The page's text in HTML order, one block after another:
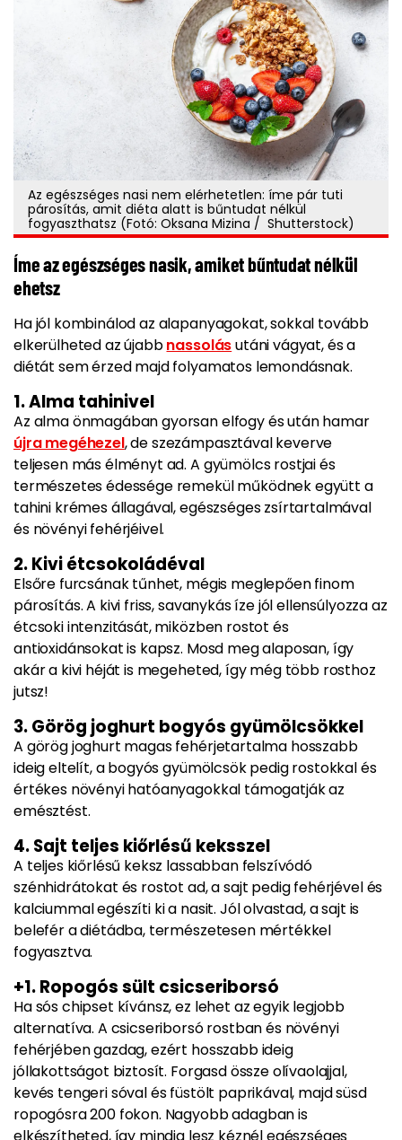
Az egészséges nasi nem elérhetetlen: íme pár tuti
párosítás, amit diéta alatt is bűntudat nélkül
fogyaszthatsz (Fotó: Oksana Mizina / Shutterstock)
Íme az egészséges nasik, amiket bűntudat nélkül
ehetsz
Ha jól kombinálod az alapanyagokat, sokkal tovább
elkerülheted az újabbnassolásutáni vágyat, és a
diétát sem érzed majd folyamatos lemondásnak.
1. Alma tahinivel
Az alma önmagában gyorsan elfogy és után hamar
újra megéhezel, de szezámpasztával keverve
teljesen más élményt ad. A gyümölcs rostjai és
természetes édessége remekül működnek együtt a
tahini krémes állagával, egészséges zsírtartalmával
és növényi fehérjéivel.
2. Kivi étcsokoládéval
Elsőre furcsának tűnhet, mégis meglepően finom
párosítás. A kivi friss, savanykás íze jól ellensúlyozza az
étcsoki intenzitását, miközben rostot és
antioxidánsokat is kapsz. Mosd meg alaposan, így
akár a kivi héját is megeheted, így még több rosthoz
jutsz!
3. Görög joghurt bogyós gyümölcsökkel
A görög joghurt magas fehérjetartalma hosszabb
ideig eltelít, a bogyós gyümölcsök pedig rostokkal és
értékes növényi hatóanyagokkal támogatják az
emésztést.
4. Sajt teljes kiőrlésű keksszel
A teljes kiőrlésű keksz lassabban felszívódó
szénhidrátokat és rostot ad, a sajt pedig fehérjével és
kalciummal egészíti ki a nasit. Jól olvastad, a sajt is
belefér a diétádba, természetesen mértékkel
fogyasztva.
+1. Ropogós sült csicseriborsó
Ha sós chipset kívánsz, ez lehet az egyik legjobb
alternatíva. A csicseriborsó rostban és növényi
fehérjében gazdag, ezért hosszabb ideig
jóllakottságot biztosít. Forgasd össze olívaolajjal,
kevés tengeri sóval és füstölt paprikával, majd süsd
ropogósra 200 fokon. Nagyobb adagban is